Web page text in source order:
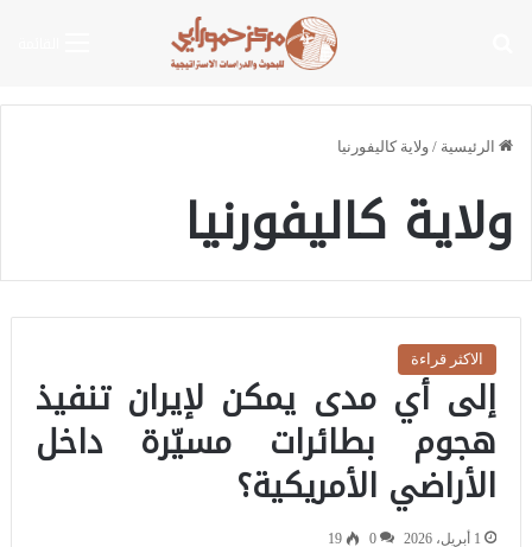
الرئيسية / ولاية كاليفورنيا
ولاية كاليفورنيا
الاكثر قراءة
إلى أي مدى يمكن لإيران تنفيذ
هجوم بطائرات مسيّرة داخل
الأراضي الأمريكية؟
1 أبريل، 2026 0
19